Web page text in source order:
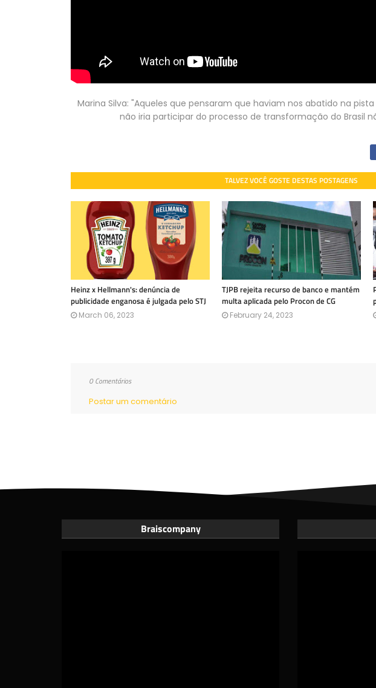
Marina Silva: "Aqueles que pensaram que haviam nos abatido na
não iria participar do processo de transformação do Brasil
TALVEZ VOCÊ GOSTE DESTAS POSTAGENS
Heinz x Hellmann's: denúncia de
publicidade enganosa é julgada pelo STJ
March 06, 2023
TJPB rejeita recurso de banco e mantém
multa aplicada pelo Procon de CG
February 24, 2023
0 Comentários
Postar um comentário
Braiscompany